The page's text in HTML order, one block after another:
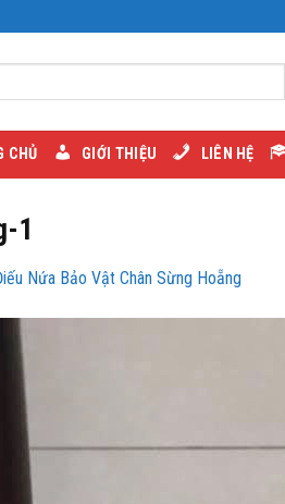
CHỦ GIỚI THIỆU LIÊN HỆ
1
Nứa Bảo Vật Chân Sừng Hoẵng